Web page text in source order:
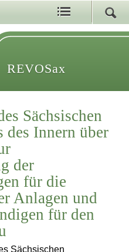
REVOSax
Sächsischen
des Innern über
der
für die
Anlagen und
für den
Sächsischen